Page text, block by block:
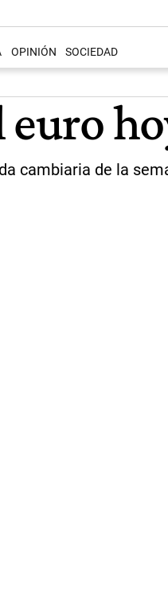
OPINIÓN SOCIEDAD
cambiaria de la